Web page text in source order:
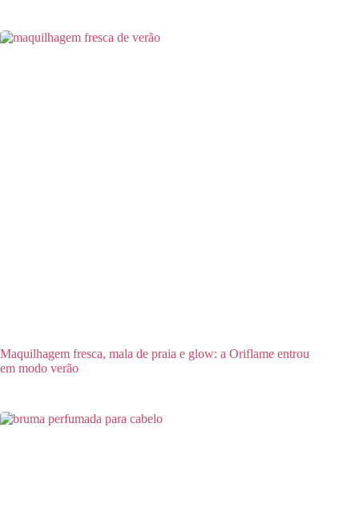
Maquilhagem fresca, mala de praia e glow: a Oriflame entrou
em modo verão